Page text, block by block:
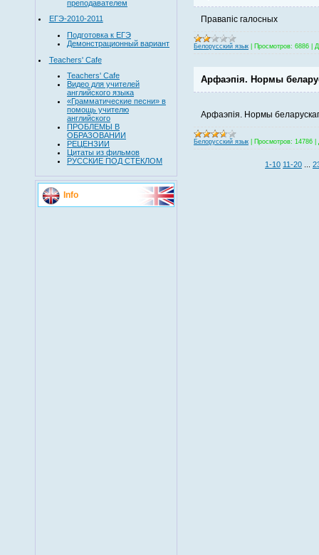
преподавателем
ЕГЭ-2010-2011
Подготовка к ЕГЭ
Демонстрационный вариант
Teachers' Cafe
Teachers' Cafe
Видео для учителей
английского языка
«Грамматические песни» в
помощь учителю
английского
ПРОБЛЕМЫ В
ОБРАЗОВАНИИ
РЕЦЕНЗИИ
Цитаты из фильмов
РУССКИЕ ПОД СТЕКЛОМ
Info
Правапіс галосных
Белорусский язык Просмотров: 6886
Арфаэпія. Нормы
Арфаэпія. Нормы
Белорусский язык Просмотров: 14786
1-10 11-20